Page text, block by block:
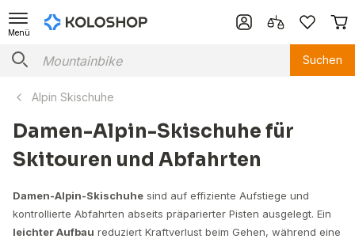
Menü
Suchen
Alpin Skischuhe
Damen-Alpin-Skischuhe für
Skitouren und Abfahrten
Damen-Alpin-Skischuhe sind auf effiziente Aufstiege und
kontrollierte Abfahrten abseits präparierter Pisten ausgelegt. Ein
leichter Aufbau reduziert Kraftverlust beim Gehen, während eine